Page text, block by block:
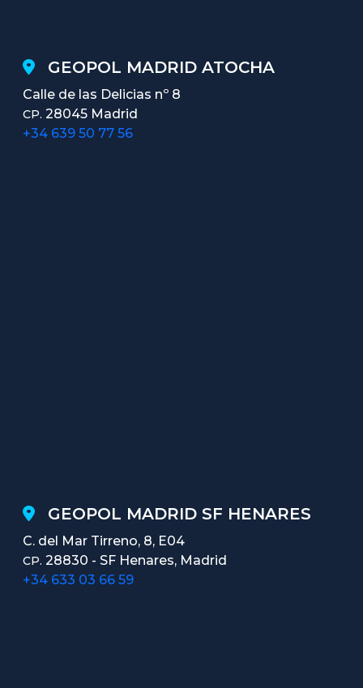
GEOPOL MADRID ATOCHA
Calle de las Delicias nº 8
CP. 28045 Madrid
+34 639 50 77 56
GEOPOL MADRID SF HENARES
C. del Mar Tirreno, 8, E04
CP. 28830 - SF Henares, Madrid
+34 633 03 66 59